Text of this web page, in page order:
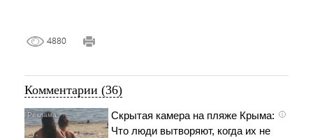
4880
Комментарии (36)
i
Скрытая камера на пляже Крыма:
Что люди вытворяют, когда их не